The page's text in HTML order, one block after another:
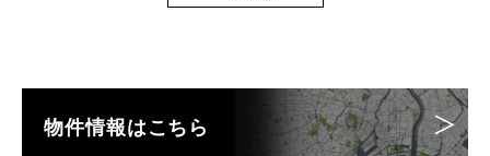
物件情報はこちら